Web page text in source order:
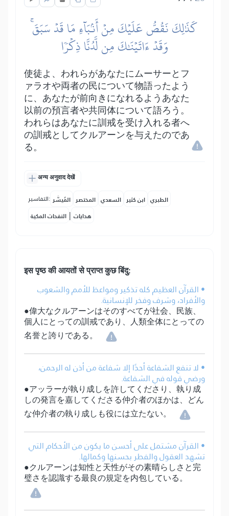
كَذَٰلِكَ نَقُصُّ عَلَيۡكَ مِنۡ أَنۢبَآءِ مَا قَدۡ سَبَقَۚ
وَقَدۡ ءَاتَيۡنَٰكَ مِن لَّدُنَّا ذِكۡرٗا
使徒よ、われらがあなたにムーサーとフ
ァラオや両者の民について物語ったよう
に、あなたが前向きになれるようあなた
以前の預言者や共同体について語ろう。
われらはあなたに訓戒を受け入れる者へ
の訓戒としてクルアーンを与えたのであ
る。
अन्य अनुवाद देखें
التفاسير: المُيسَّر المختصر السعدي ابن كثير الطبري
النفحات المكية | هدايات
इस पृष्ठ की आयतों से प्राप्त कुछ बिंदु:
• القرآن العظيم كله تذكير ومواعظ للأمم والشعوب
والأفراد، وشرف وفخر للإنسانية.
●偉大なクルアーンはそのすべてが社会、民族、
個人にとっての訓戒であり、人類全体にとっての
名誉と誇りである。
• لا تنفع الشفاعة أحدًا إلا شفاعة من أذن له الرحمن،
ورضي قوله في الشفاعة.
●アッラーが執り成しを許してくださり、執り成
しの発言を嘉してくださる仲介者のほかは、どん
な仲介者の執り成しも役には立たない。
• القرآن مشتمل على أحسن ما يكون من الأحكام التي
تشهد العقول والفطر بحسنها وكمالها.
●クルアーンは知性と天性がその素晴らしさと完
璧さを認識する最良の規定を内包している。